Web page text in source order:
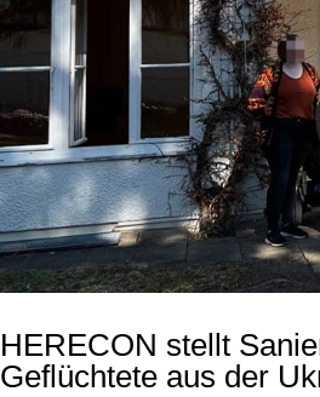
HERECON stellt
Geflüchtete aus der